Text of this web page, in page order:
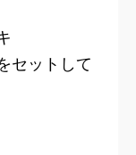
セットして